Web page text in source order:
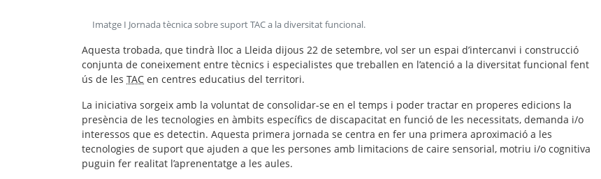
Imatge I Jornada tècnica sobre suport TAC a la diversitat funcional.
Aquesta trobada, que tindrà lloc a Lleida dijous 22 de setembre, vol ser un espai d’intercanvi i construcció
conjunta de coneixement entre tècnics i especialistes que treballen en l’atenció a la diversitat funcional fent
ús de les TAC en centres educatius del territori.
La iniciativa sorgeix amb la voluntat de consolidar-se en el temps i poder tractar en properes edicions la
presència de les tecnologies en àmbits específics de discapacitat en funció de les necessitats, demanda i/o
interessos que es detectin. Aquesta primera jornada se centra en fer una primera aproximació a les
tecnologies de suport que ajuden a que les persones amb limitacions de caire sensorial, motriu i/o cognitiva
puguin fer realitat l’aprenentatge a les aules.